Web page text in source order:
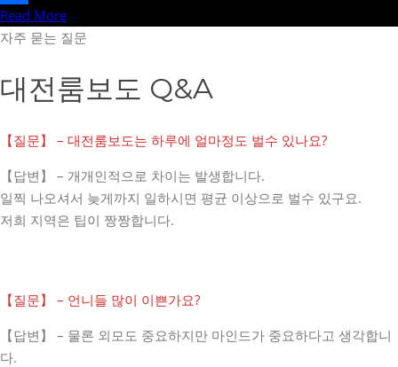
Share
Read More
자주 묻는 질문
대전룸보도 Q&A
【질문】 – 대전룸보도는 하루에 얼마정도 벌수 있나요?
【답변】 – 개개인적으로 차이는 발생합니다.
일찍 나오셔서 늦게까지 일하시면 평균 이상으로 벌수 있구요.
저희 지역은 팁이 짱짱합니다.
【질문】 – 언니들 많이 이쁜가요?
【답변】 – 물론 외모도 중요하지만 마인드가 중요하다고 생각합니
다.